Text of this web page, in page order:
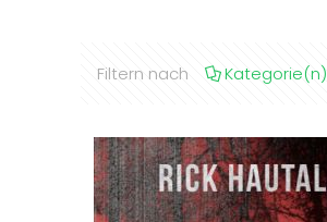
Filtern nach Kategorie(n)